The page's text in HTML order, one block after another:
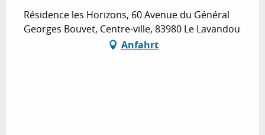
Résidence les Horizons, 60 Avenue du Général
Georges Bouvet, Centre-ville, 83980 Le Lavandou
Anfahrt